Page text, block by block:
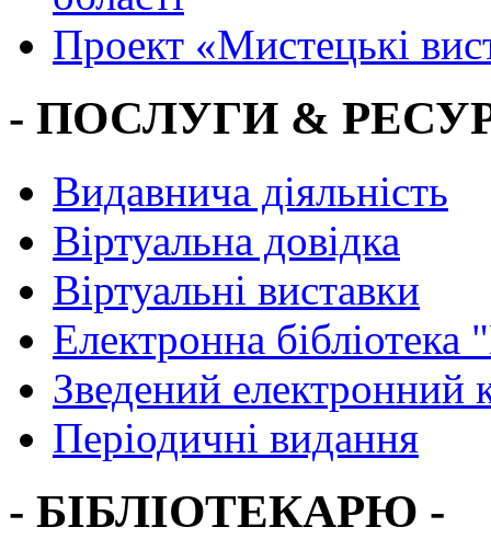
Проект «Мистецькі
- ПОСЛУГИ &
Видавнича діяльність
Віртуальна довідка
Віртуальні виставки
Електронна
Зведений електронний
Періодичні видання
- БІБЛІОТЕКАРЮ -